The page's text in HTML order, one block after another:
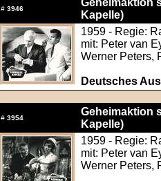
# 3946
Geheimaktion
Kapelle)
1959 - Regie:
mit: Peter van
Werner Peters,
Deutsches
# 3954
Geheimaktion
Kapelle)
1959 - Regie:
mit: Peter van
Werner Peters,